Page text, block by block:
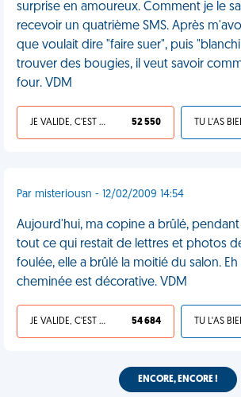
surprise en amoureux. Comment je le
recevoir un quatrième SMS. Après
que voulait dire "faire suer", puis
trouver des bougies, il veut savoir
four. VDM
JE VALIDE, C'EST UNE VDM 52 550
Par misteriousn - 12/02/2009 14:54
Aujourd'hui, ma copine a brûlé,
tout ce qui restait de lettres et photos
foulée, elle a brûlé la moitié du salon.
cheminée est décorative. VDM
JE VALIDE, C'EST UNE VDM 54 684
ENCORE, ENCORE !